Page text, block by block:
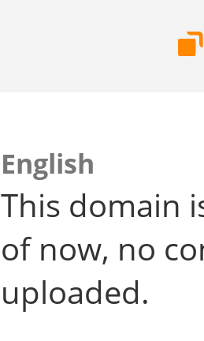
English
This domain
of now, no
uploaded.